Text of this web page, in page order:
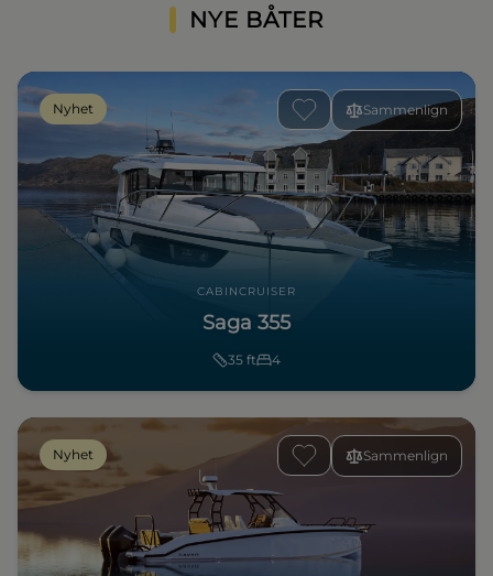
NYE BÅTER
Sammenlign
Nyhet
CABINCRUISER
Saga 355
35 ft 4
Sammenlign
Nyhet